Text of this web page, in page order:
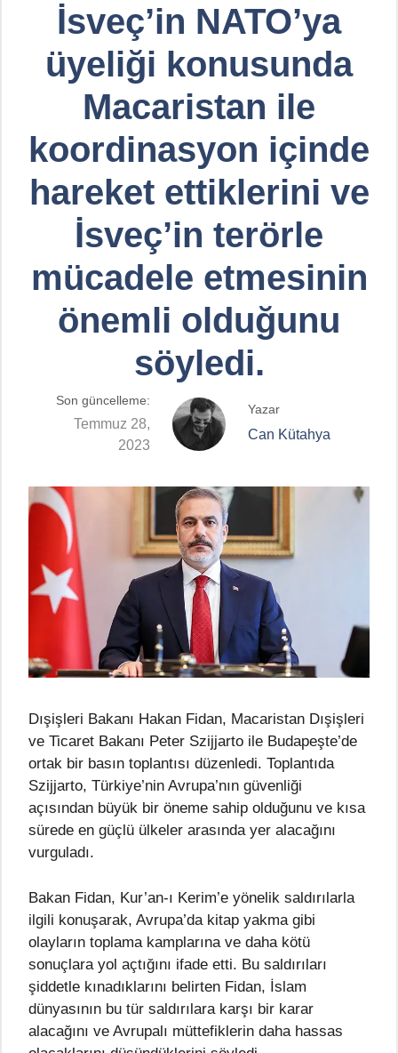
İsveç’in NATO’ya
üyeliği konusunda
Macaristan ile
koordinasyon içinde
hareket ettiklerini ve
İsveç’in terörle
mücadele etmesinin
önemli olduğunu
söyledi.
Son güncelleme:
Temmuz 28,
2023
Yazar
Can Kütahya
Dışişleri Bakanı Hakan Fidan, Macaristan Dışişleri
ve Ticaret Bakanı Peter Szijjarto ile Budapeşte’de
ortak bir basın toplantısı düzenledi. Toplantıda
Szijjarto, Türkiye’nin Avrupa’nın güvenliği
açısından büyük bir öneme sahip olduğunu ve kısa
sürede en güçlü ülkeler arasında yer alacağını
vurguladı.
Bakan Fidan, Kur’an-ı Kerim’e yönelik saldırılarla
ilgili konuşarak, Avrupa’da kitap yakma gibi
olayların toplama kamplarına ve daha kötü
sonuçlara yol açtığını ifade etti. Bu saldırıları
şiddetle kınadıklarını belirten Fidan, İslam
dünyasının bu tür saldırılara karşı bir karar
alacağını ve Avrupalı müttefiklerin daha hassas